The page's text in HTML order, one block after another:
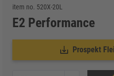
item no. 520X-20L
E2 Performance
Prospekt